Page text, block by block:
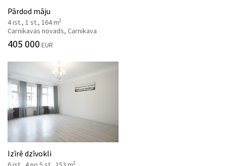
Pārdod māju
4 ist., 1 st., 164 m2
Carnikavas novads, Carnikava
405 000 EUR
Izīrē dzīvokli
2